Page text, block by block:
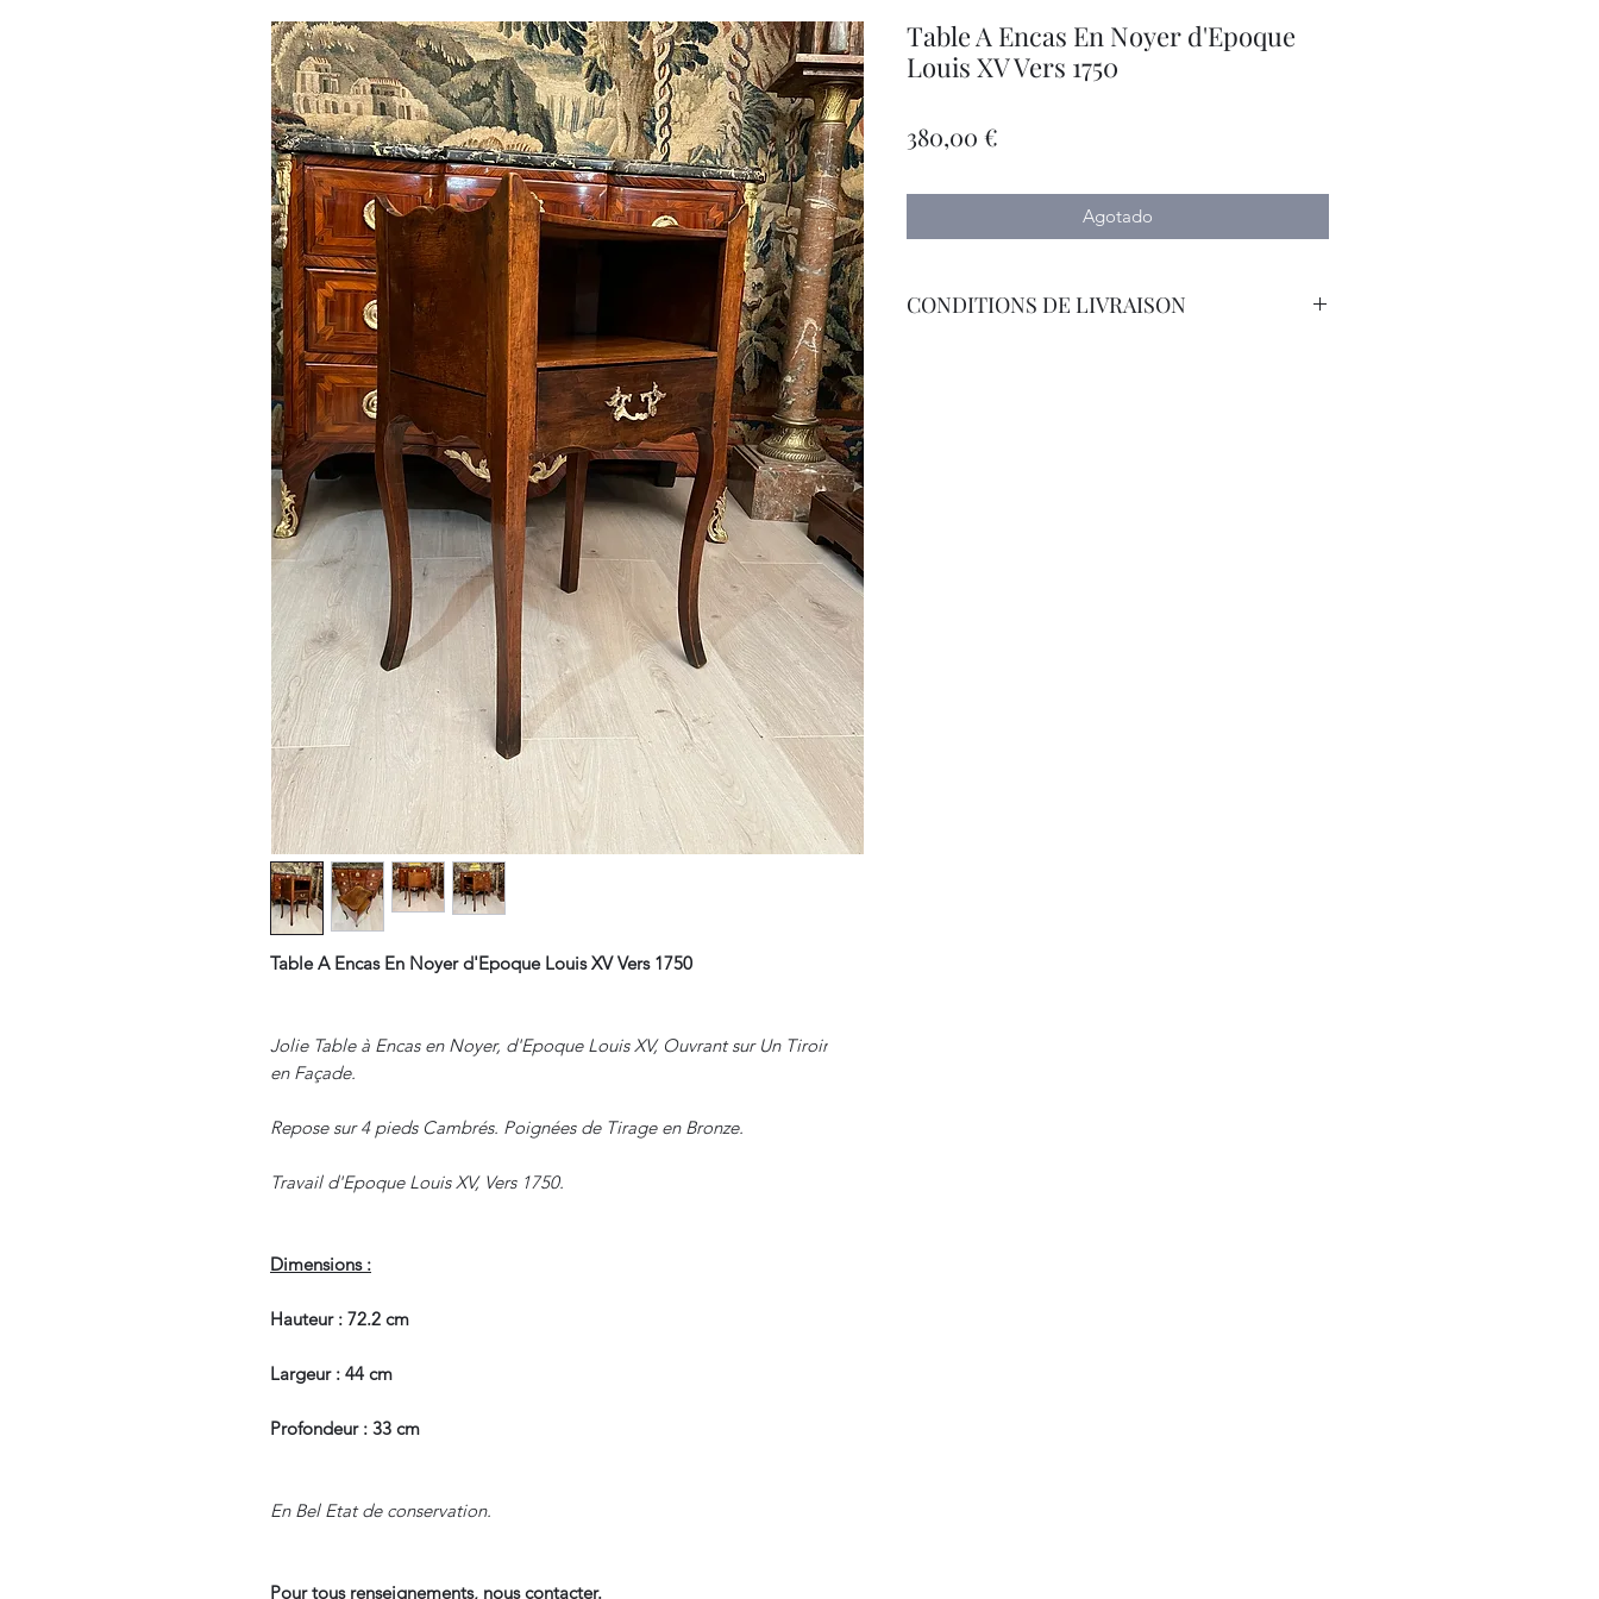
Table A Encas En Noyer d'Epoque Louis XV Vers 1750
Jolie Table à Encas en Noyer, d'Epoque Louis XV, Ouvrant sur Un Tiroir
en Façade.
Repose sur 4 pieds Cambrés. Poignées de Tirage en Bronze.
Travail d'Epoque Louis XV, Vers 1750.
Dimensions :
Hauteur : 72.2 cm
Largeur : 44 cm
Profondeur : 33 cm
En Bel Etat de conservation.
Pour tous renseignements, nous contacter.
Table A Encas En Noyer d'Epoque
Louis XV Vers 1750
380,00 €
Agotado
CONDITIONS DE LIVRAISON